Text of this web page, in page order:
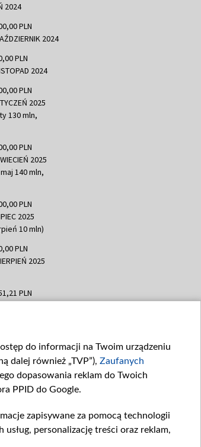
2024
PLN
2024
PLN
2024
PLN
2025
130 mln,
PLN
2025
140 mln,
PLN
2025
10 mln)
PLN
2025
PLN
PLN
2025
PLN
mln,8
mln, 8
do informacji na Twoim urządzeniu
dalej również „TVP”), Zaufanych
dopasowania reklam do Twoich
PPID do Google.
zapisywane za pomocą technologii
personalizację treści oraz reklam,